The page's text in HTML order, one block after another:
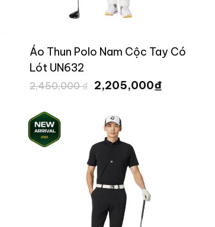
Áo Thun Polo Nam Cộc Tay Có
Lót UN632
2,450,000₫ Giá
gốc
2,450,000 ₫.
2,205,000₫